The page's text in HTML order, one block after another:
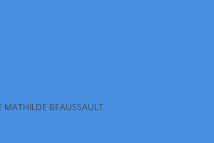
MATHILDE BEAUSSAULT